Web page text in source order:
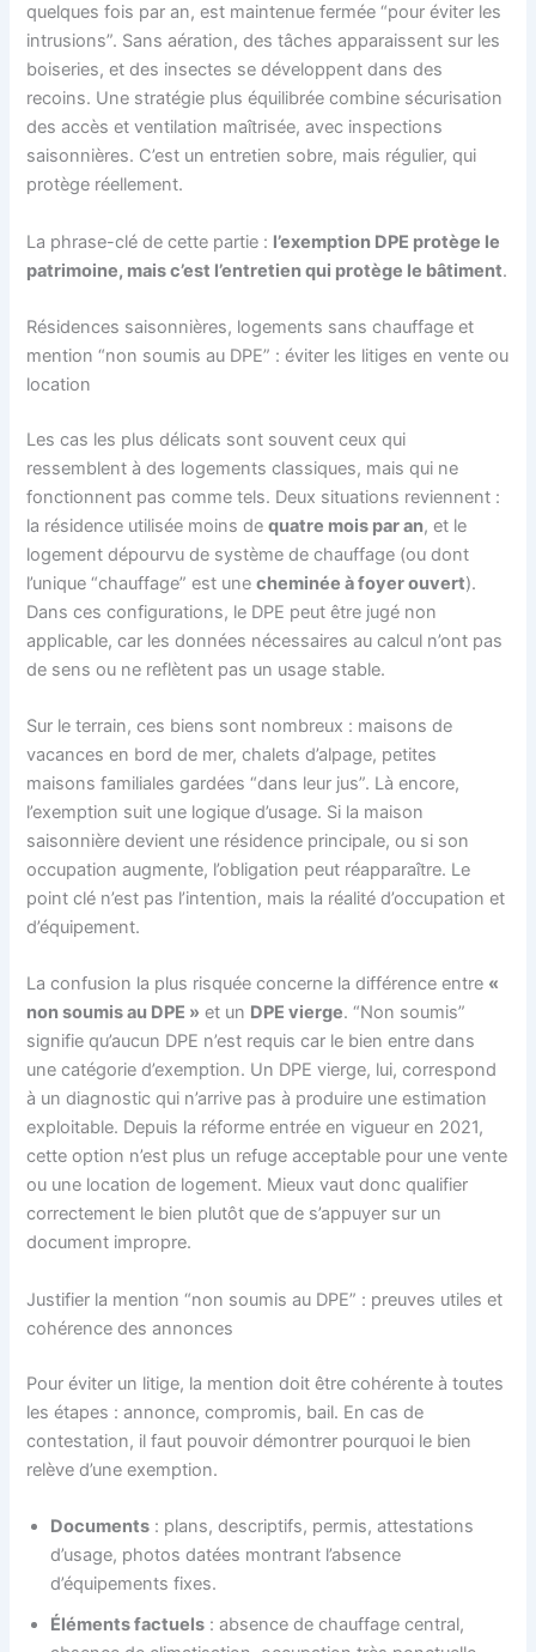
quelques fois par an, est maintenue fermée “pour éviter les
intrusions”. Sans aération, des tâches apparaissent sur les
boiseries, et des insectes se développent dans des
recoins. Une stratégie plus équilibrée combine sécurisation
des accès et ventilation maîtrisée, avec inspections
saisonnières. C’est un entretien sobre, mais régulier, qui
protège réellement.
La phrase-clé de cette partie : l’exemption DPE protège le
patrimoine, mais c’est l’entretien qui protège le bâtiment.
Résidences saisonnières, logements sans chauffage et
mention “non soumis au DPE” : éviter les litiges en vente ou
location
Les cas les plus délicats sont souvent ceux qui
ressemblent à des logements classiques, mais qui ne
fonctionnent pas comme tels. Deux situations reviennent :
la résidence utilisée moins dequatre mois par an, et le
logement dépourvu de système de chauffage (ou dont
l’unique “chauffage” est unecheminée à foyer ouvert).
Dans ces configurations, le DPE peut être jugé non
applicable, car les données nécessaires au calcul n’ont pas
de sens ou ne reflètent pas un usage stable.
Sur le terrain, ces biens sont nombreux : maisons de
vacances en bord de mer, chalets d’alpage, petites
maisons familiales gardées “dans leur jus”. Là encore,
l’exemption suit une logique d’usage. Si la maison
saisonnière devient une résidence principale, ou si son
occupation augmente, l’obligation peut réapparaître. Le
point clé n’est pas l’intention, mais la réalité d’occupation et
d’équipement.
La confusion la plus risquée concerne la différence entre «
non soumis au DPE » et un DPE vierge. “Non soumis”
signifie qu’aucun DPE n’est requis car le bien entre dans
une catégorie d’exemption. Un DPE vierge, lui, correspond
à un diagnostic qui n’arrive pas à produire une estimation
exploitable. Depuis la réforme entrée en vigueur en 2021,
cette option n’est plus un refuge acceptable pour une vente
ou une location de logement. Mieux vaut donc qualifier
correctement le bien plutôt que de s’appuyer sur un
document impropre.
Justifier la mention “non soumis au DPE” : preuves utiles et
cohérence des annonces
Pour éviter un litige, la mention doit être cohérente à toutes
les étapes : annonce, compromis, bail. En cas de
contestation, il faut pouvoir démontrer pourquoi le bien
relève d’une exemption.
Documents : plans, descriptifs, permis, attestations
d’usage, photos datées montrant l’absence
d’équipements fixes.
Éléments factuels : absence de chauffage central,